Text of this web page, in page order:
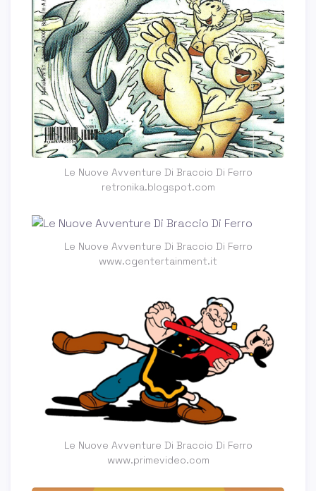
Le Nuove Avventure Di Braccio Di Ferro
retronika.blogspot.com
Le Nuove Avventure Di Braccio Di Ferro
www.cgentertainment.it
Le Nuove Avventure Di Braccio Di Ferro
www.primevideo.com